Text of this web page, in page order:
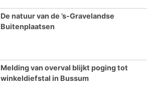
De natuur van de ’s-Gravelandse
Buitenplaatsen
Melding van overval blijkt poging tot
winkeldiefstal in Bussum